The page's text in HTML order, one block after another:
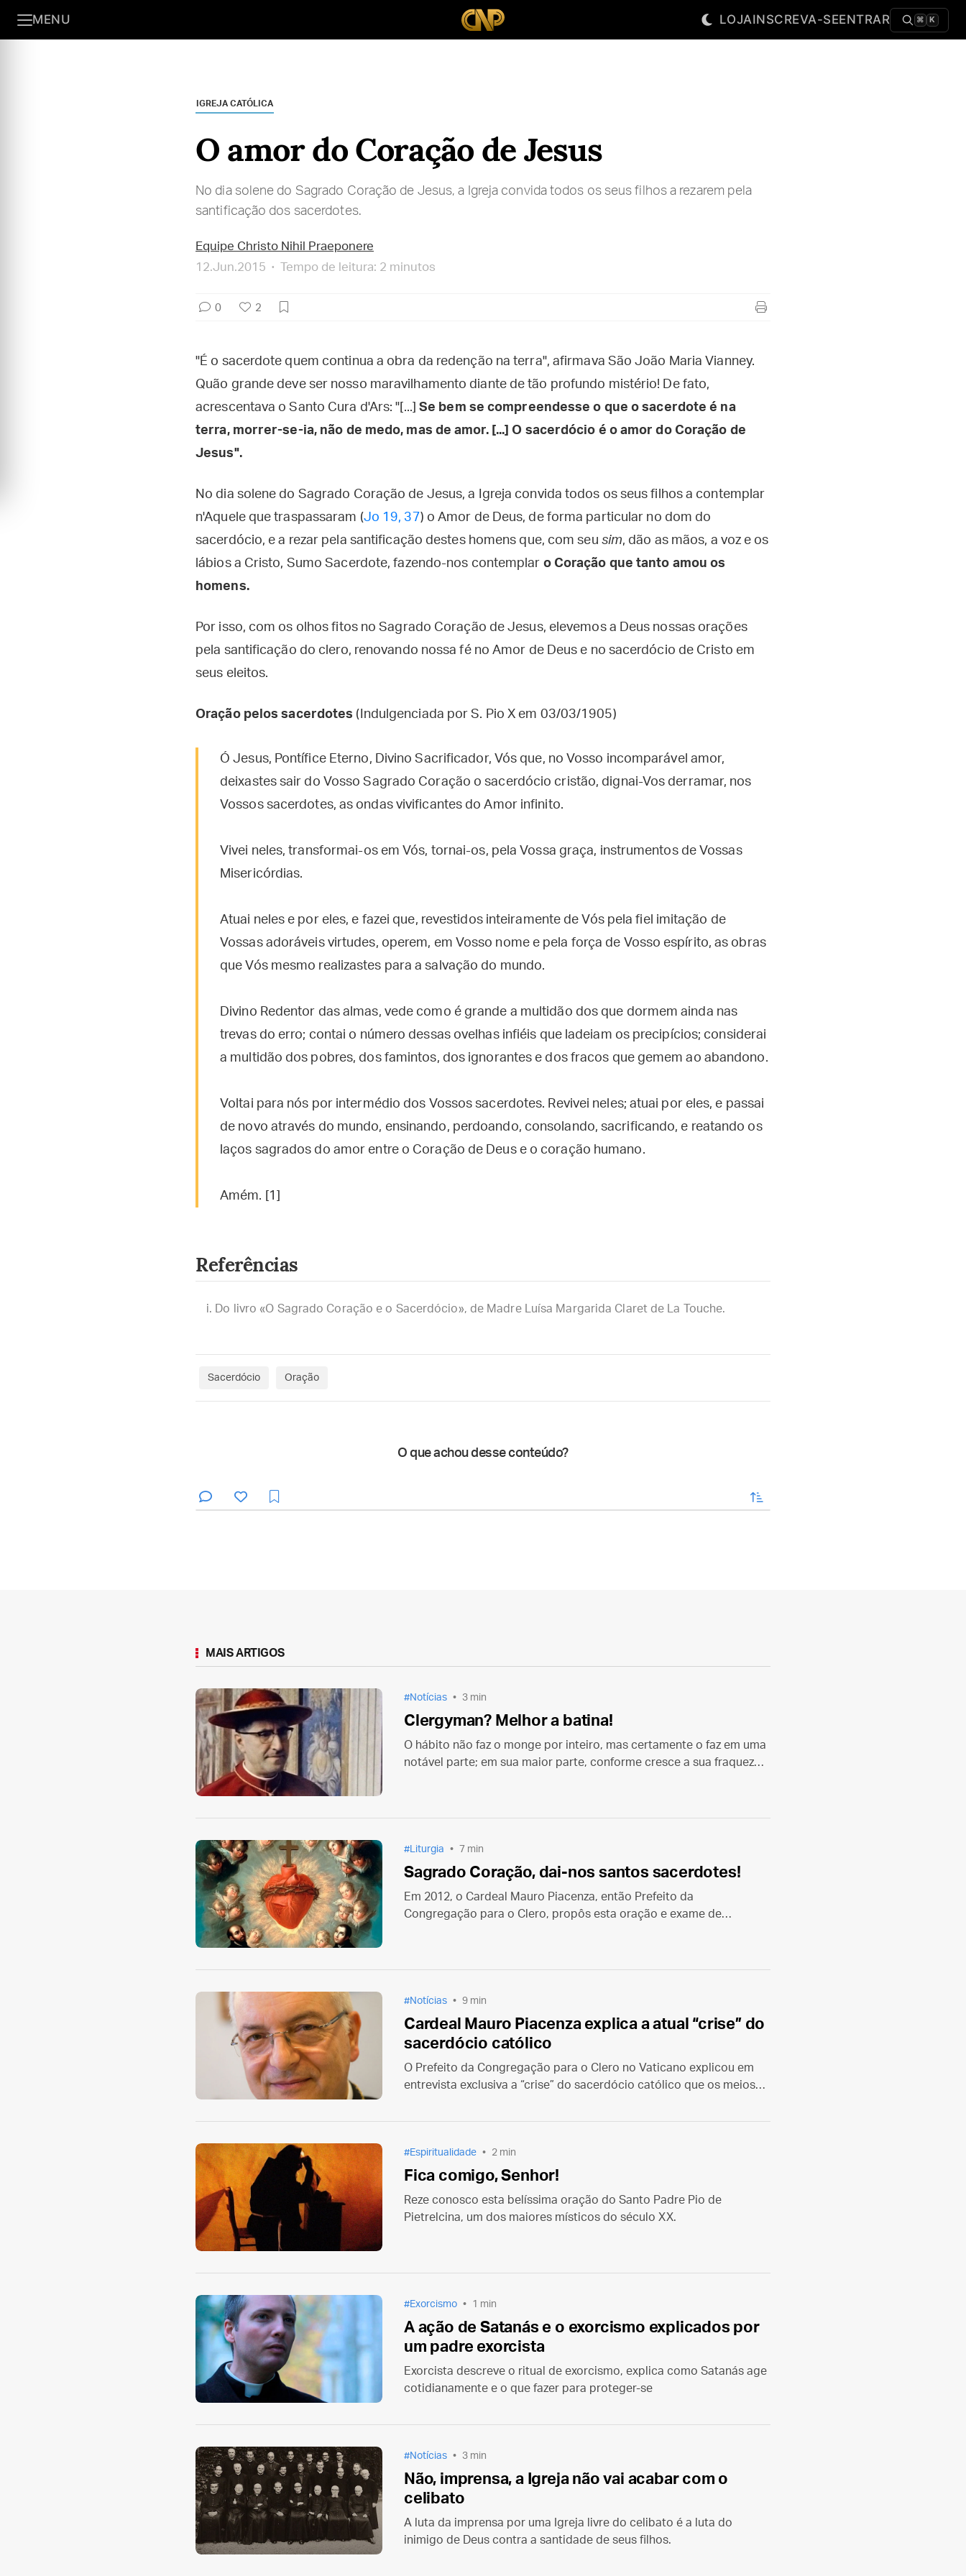
MENU LOJAINSCREVA-SEENTRAR ⌘ K
IGREJA CATÓLICA
O amor do Coração de Jesus
No dia solene do Sagrado Coração de Jesus, a Igreja convida todos os seus filhos a rezarem pela
santificação dos sacerdotes.
Equipe Christo Nihil Praeponere
12.Jun.2015
Tempo de leitura: 2 minutos
0 2
"É o sacerdote quem continua a obra da redenção na terra", afirmava São João Maria Vianney.
Quão grande deve ser nosso maravilhamento diante de tão profundo mistério! De fato,
acrescentava o Santo Cura d'Ars: "[...]Se bem se compreendesse o que o sacerdote é na
terra, morrer-se-ia, não de medo, mas de amor. [...] O sacerdócio é o amor do Coração de
Jesus".
No dia solene do Sagrado Coração de Jesus, a Igreja convida todos os seus filhos a contemplar
n'Aquele que traspassaram (Jo 19, 37) o Amor de Deus, de forma particular no dom do
sacerdócio, e a rezar pela santificação destes homens que, com seu sim, dão as mãos, a voz e os
lábios a Cristo, Sumo Sacerdote, fazendo-nos contemplar o Coração que tanto amou os
homens.
Por isso, com os olhos fitos no Sagrado Coração de Jesus, elevemos a Deus nossas orações
pela santificação do clero, renovando nossa fé no Amor de Deus e no sacerdócio de Cristo em
seus eleitos.
Oração pelos sacerdotes (Indulgenciada por S. Pio X em 03/03/1905)
Ó Jesus, Pontífice Eterno, Divino Sacrificador, Vós que, no Vosso incomparável amor,
deixastes sair do Vosso Sagrado Coração o sacerdócio cristão, dignai-Vos derramar, nos
Vossos sacerdotes, as ondas vivificantes do Amor infinito.
Vivei neles, transformai-os em Vós, tornai-os, pela Vossa graça, instrumentos de Vossas
Misericórdias.
Atuai neles e por eles, e fazei que, revestidos inteiramente de Vós pela fiel imitação de
Vossas adoráveis virtudes, operem, em Vosso nome e pela força de Vosso espírito, as obras
que Vós mesmo realizastes para a salvação do mundo.
Divino Redentor das almas, vede como é grande a multidão dos que dormem ainda nas
trevas do erro; contai o número dessas ovelhas infiéis que ladeiam os precipícios; considerai
a multidão dos pobres, dos famintos, dos ignorantes e dos fracos que gemem ao abandono.
Voltai para nós por intermédio dos Vossos sacerdotes. Revivei neles; atuai por eles, e passai
de novo através do mundo, ensinando, perdoando, consolando, sacrificando, e reatando os
laços sagrados do amor entre o Coração de Deus e o coração humano.
Amém. [1]
Referências
Do livro «O Sagrado Coração e o Sacerdócio», de Madre Luísa Margarida Claret de La Touche.
Sacerdócio Oração
O que achou desse conteúdo?
enviar
MAIS ARTIGOS
Notícias 3 min
Clergyman? Melhor a batina!
O hábito não faz o monge por inteiro, mas certamente o faz em uma
notável parte; em sua maior parte, conforme cresce a sua fraqueza
Liturgia 7 min
Sagrado Coração, dai-nos santos sacerdotes!
Em 2012, o Cardeal Mauro Piacenza, então Prefeito da
Congregação para o Clero, propôs esta oração e exame de
Notícias 9 min
Cardeal Mauro Piacenza explica a atual “crise” do
sacerdócio católico
O Prefeito da Congregação para o Clero no Vaticano explicou em
entrevista exclusiva a “crise” do sacerdócio católico que os meios
Espiritualidade 2 min
Fica comigo, Senhor!
Reze conosco esta belíssima oração do Santo Padre Pio de
Pietrelcina, um dos maiores místicos do século XX.
Exorcismo 1 min
A ação de Satanás e o exorcismo explicados por
um padre exorcista
Exorcista descreve o ritual de exorcismo, explica como Satanás age
cotidianamente e o que fazer para proteger-se
Notícias 3 min
Não, imprensa, a Igreja não vai acabar com o
celibato
A luta da imprensa por uma Igreja livre do celibato é a luta do
inimigo de Deus contra a santidade de seus filhos.